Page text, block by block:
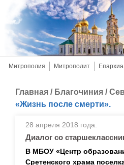
Митрополия Митрополит
Главная / Благочиния /
«Жизнь после смерти».
28 апреля 2018 года.
Диалог со
В МБОУ «Центр
Сретенского храма